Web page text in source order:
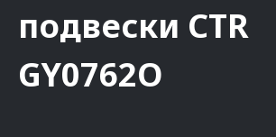
подвески CTR
GY0762O